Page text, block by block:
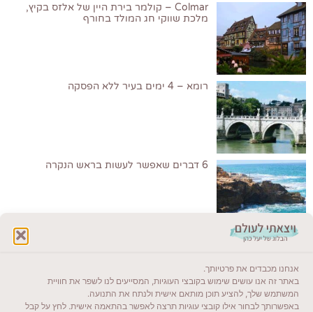
אנחנו מכבדים את פרטיותך.
באתר זה אנו עושים שימוש בקובצי העוגיות, המסייעים לנו לשפר את חוויית
המשתמש שלך, להציע תוכן מותאם אישית ולנתח את התנועה.
באפשרותך לבחור אילו קובצי עוגיות תרצה לאפשר בהתאמה אישית. לחץ על קבל
Colmar – קולמר בירת היין של אלזס בקיץ,
מלכת שווקי חג המולד בחורף
רומא – 4 ימים בעיר ללא הפסקה
6 דברים שאפשר לעשות בראש הנקרה
ייעדים מומלצים
מדריכים ועזרים